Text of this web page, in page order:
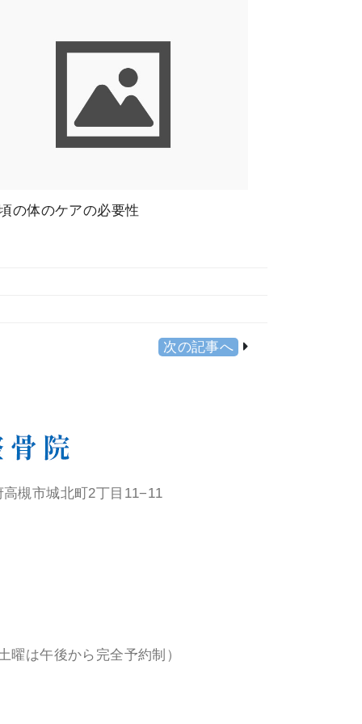
の体のケアの必要性
次の記事へ
槻市城北町2丁目11−11
曜は午後から完全予約制）